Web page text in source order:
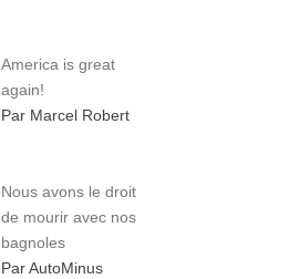
America is great
again!
Par Marcel Robert
Nous avons le droit
de mourir avec nos
bagnoles
Par AutoMinus